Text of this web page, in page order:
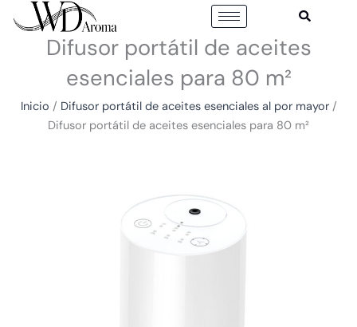
contenidoDifusor portátil de aceites
esenciales para 80 m²
Inicio / Difusor portátil de aceites esenciales al por mayor/
Difusor portátil de aceites esenciales para 80 m²